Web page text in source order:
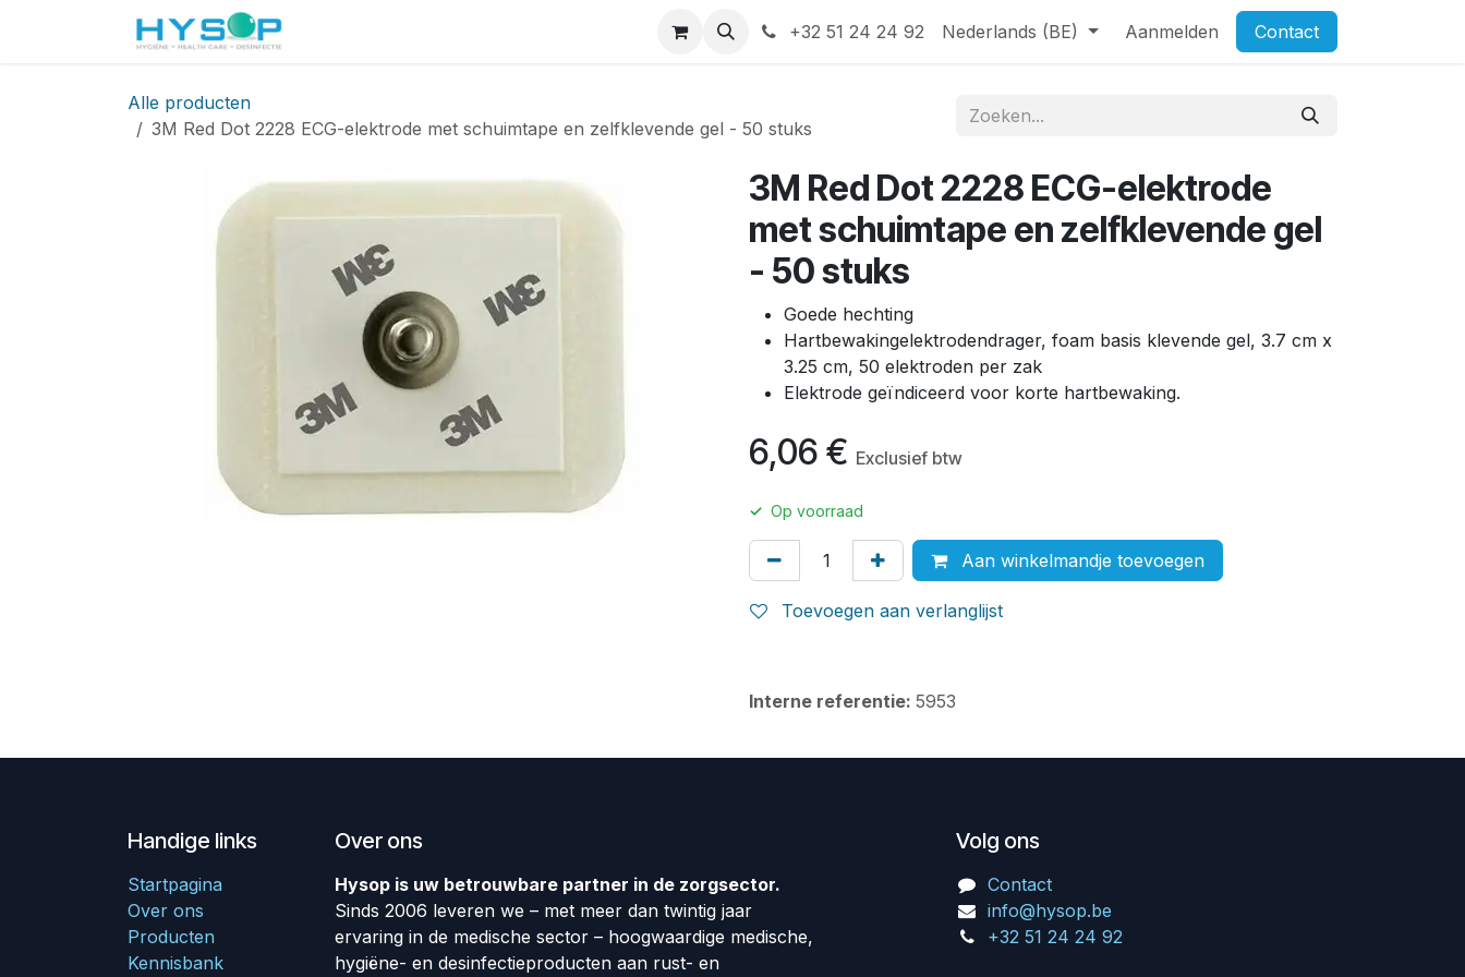
+32 51 24 24 92 Nederlands (BE) Aanmelden Contact
Alle producten
3M Red Dot 2228 ECG-elektrode met schuimtape en zelfklevende gel - 50 stuks
3M Red Dot 2228 ECG-elektrode
met schuimtape en zelfklevende gel
- 50 stuks
Goede hechting
Hartbewakingelektrodendrager, foam basis klevende gel, 3.7 cm x
3.25 cm, 50 elektroden per zak
Elektrode geïndiceerd voor korte hartbewaking.
6,06 € Exclusief btw
✓ Op voorraad
Aan winkelmandje toevoegen
Toevoegen aan verlanglijst
Interne referentie: 5953
Handige links
Startpagina
Over ons
Producten
Kennisbank
Over ons
Hysop is uw betrouwbare partner in de zorgsector.
Sinds 2006 leveren we – met meer dan twintig jaar
ervaring in de medische sector – hoogwaardige medische,
hygiëne- en desinfectieproducten aan rust- en
Volg ons
Contact
info@hysop.be
+32 51 24 24 92